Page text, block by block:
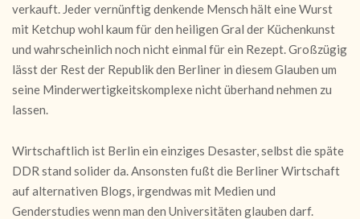
verkauft. Jeder vernünftig denkende Mensch hält eine Wurst
mit Ketchup wohl kaum für den heiligen Gral der Küchenkunst
und wahrscheinlich noch nicht einmal für ein Rezept. Großzügig
lässt der Rest der Republik den Berliner in diesem Glauben um
seine Minderwertigkeitskomplexe nicht überhand nehmen zu
lassen.
Wirtschaftlich ist Berlin ein einziges Desaster, selbst die späte
DDR stand solider da. Ansonsten fußt die Berliner Wirtschaft
auf alternativen Blogs, irgendwas mit Medien und
Genderstudies wenn man den Universitäten glauben darf.